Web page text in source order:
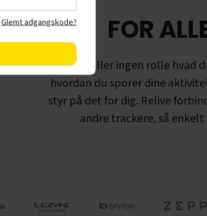
FOR
Det spiller ingen rolle hvad
hvordan du sporer dine
styr på det for dig. Relive
andre trackere, så enkelt
Glemt adgangskode?